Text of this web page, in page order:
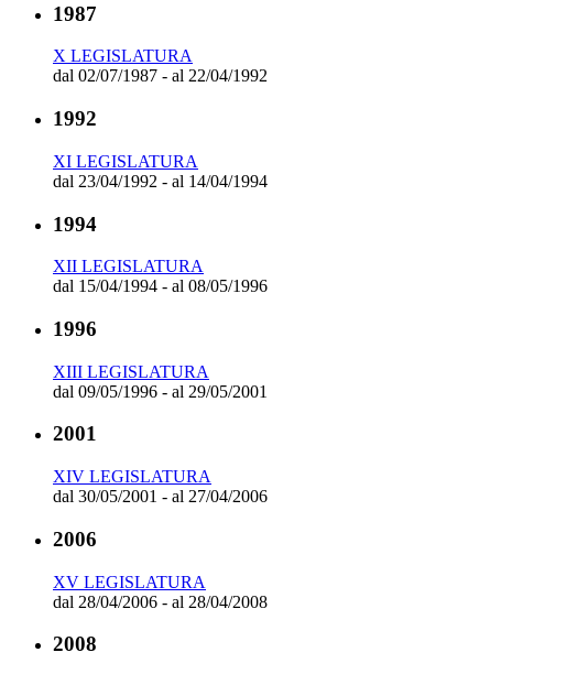
1987
X LEGISLATURA
dal 02/07/1987 - al 22/04/1992
1992
XI LEGISLATURA
dal 23/04/1992 - al 14/04/1994
1994
XII LEGISLATURA
dal 15/04/1994 - al 08/05/1996
1996
XIII LEGISLATURA
dal 09/05/1996 - al 29/05/2001
2001
XIV LEGISLATURA
dal 30/05/2001 - al 27/04/2006
2006
XV LEGISLATURA
dal 28/04/2006 - al 28/04/2008
2008